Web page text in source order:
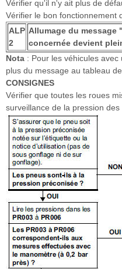
Vérifier qu'il n'y ait plus de
Vérifier le bon fonctionnement
ALP
2
Allumage du message
concernée devient
Nota : Pour les véhicules
plus du message au tableau de
CONSIGNES
Vérifier que toutes les roues
surveillance de la pression des